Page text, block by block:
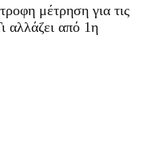
μέτρηση για τις
αλλάζει από 1η